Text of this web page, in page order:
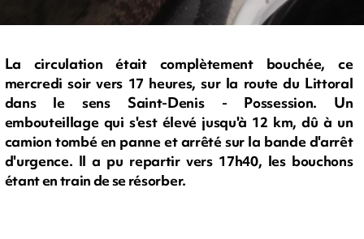
La circulation était complètement bouchée, ce
mercredi soir vers 17 heures, sur la route du Littoral
dans le sens Saint-Denis - Possession. Un
embouteillage qui s'est élevé jusqu'à 12 km, dû à un
camion tombé en panne et arrêté sur la bande d'arrêt
d'urgence. Il a pu repartir vers 17h40, les bouchons
étant en train de se résorber.